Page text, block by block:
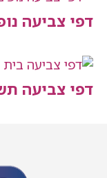
נופים
תשמישי